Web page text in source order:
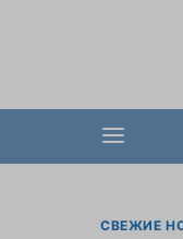
СВЕЖИЕ